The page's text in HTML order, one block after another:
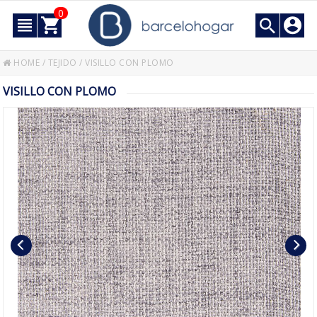
0
HOME / TEJIDO /VISILLO CON PLOMO
VISILLO CON PLOMO